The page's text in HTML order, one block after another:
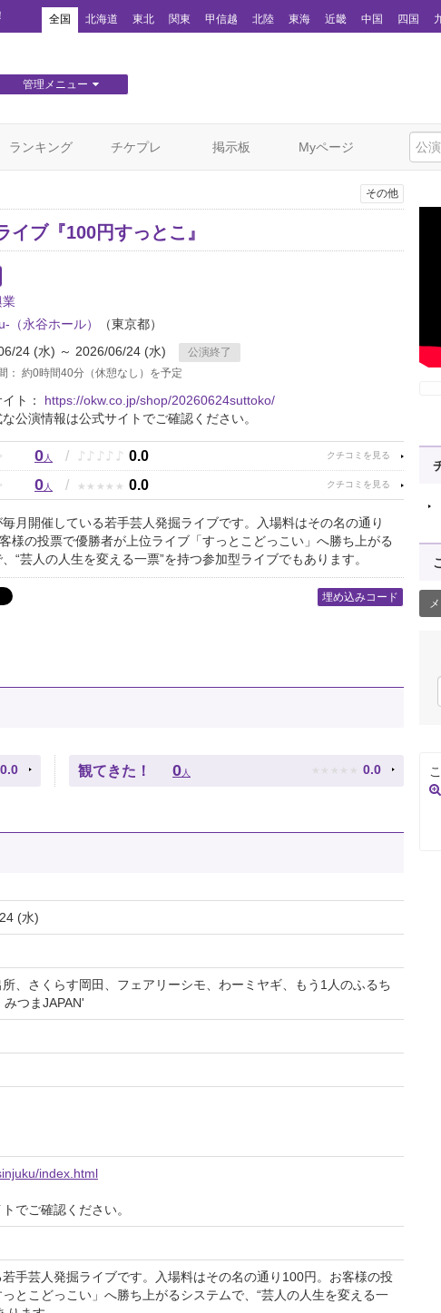
全国 北海道 東北 関東 甲信越 北陸 東海 近畿 中国 四国
管理メニュー
ランキング チケプレ 掲示板 Myページ
その他
イブ『100円すっとこ』
業
（永谷ホール）
（東京都）
24 (水) ～ 2026/06/24 (水)
公演終了
： 約0時間40分（休憩なし）を予定
ト： https://okw.co.jp/shop/20260624suttoko/
公演情報は公式サイトでご確認ください。
0人 / ♪ ♪ ♪ ♪ ♪ 0.0
0人 / ★ ★ ★ ★ ★ 0.0
月開催している若手芸人発掘ライブです。入場料はその名の通り
様の投票で優勝者が上位ライブ「すっとこどっこい」へ勝ち上がる
“芸人の人生を変える一票”を持つ参加型ライブでもあります。
埋め込みコード
0.0 観てきた！ 0 人 ★ ★ ★ ★ ★ 0.0
(水)
、さくらす岡田、フェアリーシモ、わーミヤギ、もう1人のふるち
つまJAPAN'
index.html
でご確認ください。
手芸人発掘ライブです。入場料はその名の通り100円。お客様の投
とこどっこい」へ勝ち上がるシステムで、“芸人の人生を変える一